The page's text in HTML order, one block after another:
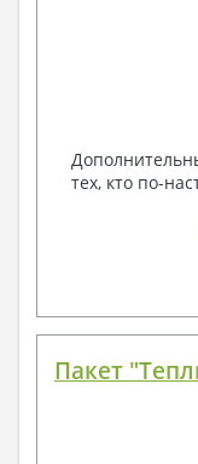
тех, кто по-
Пакет